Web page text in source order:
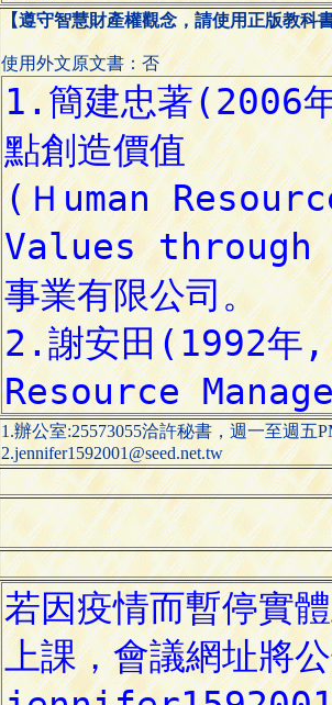
【遵守智慧財產權觀念，請使用正版教科
使用外文原文書：否
1.辦公室:25573055洽許秘書，週一至週五
2.jennifer1592001@seed.net.tw